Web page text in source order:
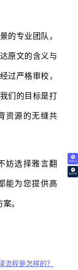
免费试译
翻译价格
专业团队，
原文的含义与
过严格审校，
们的目标是打
资源的无缝共
妨选择雅言翻
能为您提供高
。
流程是怎样的？